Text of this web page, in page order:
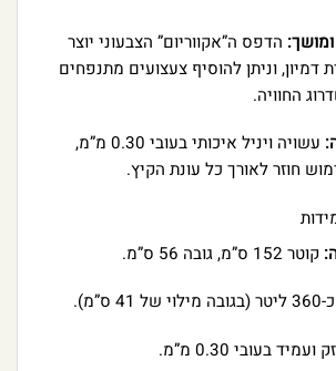
הדפס ה”אקווריום” הצבעוני יוצר
דמיון, וניתן להוסיף צעצועים מתנפחים
עשויה ויניל איכותי בעובי 0.30 מ”מ,
חוזר לאורך כל עונת הקיץ.
קוטר 152 ס”מ, גובה 56 ס”מ.
כ-360 ליטר (בגובה מילוי של 41 ס”מ).
בעובי 0.30 מ”מ.